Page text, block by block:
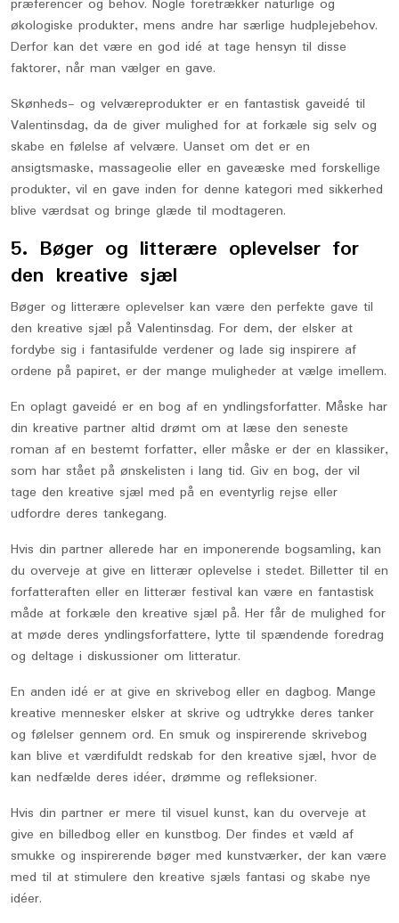
præferencer og behov. Nogle foretrækker naturlige og
økologiske produkter, mens andre har særlige hudplejebehov.
Derfor kan det være en god idé at tage hensyn til disse
faktorer, når man vælger en gave.
Skønheds- og velværeprodukter er en fantastisk gaveidé til
Valentinsdag, da de giver mulighed for at forkæle sig selv og
skabe en følelse af velvære. Uanset om det er en
ansigtsmaske, massageolie eller en gaveæske med forskellige
produkter, vil en gave inden for denne kategori med sikkerhed
blive værdsat og bringe glæde til modtageren.
5. Bøger og litterære oplevelser for
den kreative sjæl
Bøger og litterære oplevelser kan være den perfekte gave til
den kreative sjæl på Valentinsdag. For dem, der elsker at
fordybe sig i fantasifulde verdener og lade sig inspirere af
ordene på papiret, er der mange muligheder at vælge imellem.
En oplagt gaveidé er en bog af en yndlingsforfatter. Måske har
din kreative partner altid drømt om at læse den seneste
roman af en bestemt forfatter, eller måske er der en klassiker,
som har stået på ønskelisten i lang tid. Giv en bog, der vil
tage den kreative sjæl med på en eventyrlig rejse eller
udfordre deres tankegang.
Hvis din partner allerede har en imponerende bogsamling, kan
du overveje at give en litterær oplevelse i stedet. Billetter til en
forfatteraften eller en litterær festival kan være en fantastisk
måde at forkæle den kreative sjæl på. Her får de mulighed for
at møde deres yndlingsforfattere, lytte til spændende foredrag
og deltage i diskussioner om litteratur.
En anden idé er at give en skrivebog eller en dagbog. Mange
kreative mennesker elsker at skrive og udtrykke deres tanker
og følelser gennem ord. En smuk og inspirerende skrivebog
kan blive et værdifuldt redskab for den kreative sjæl, hvor de
kan nedfælde deres idéer, drømme og refleksioner.
Hvis din partner er mere til visuel kunst, kan du overveje at
give en billedbog eller en kunstbog. Der findes et væld af
smukke og inspirerende bøger med kunstværker, der kan være
med til at stimulere den kreative sjæls fantasi og skabe nye
idéer.